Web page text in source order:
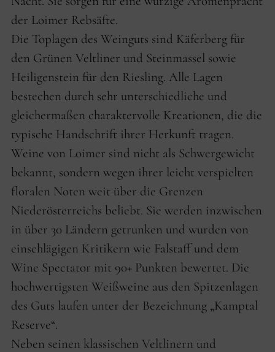
der Loimer Rebsäfte.
Die Toplagen des Weinguts sind Käferberg für
den Grünen Veltliner und Steinmassel sowie
Heiligenstein für den Riesling. Alle Lagen
bestechen durch sehr unterschiedliche und
gleichermaßen charaktervolle Kreationen, die die
typische Handschrift ihrer Herkunft tragen.
Weine von Loimer sind nicht als Schwergewicht
bekannt, sondern wegen ihrer leicht verspielten
floralen Noten weit über die Grenzen
Niederösterreichs beliebt. Sie werden inzwischen
in über 30 Ländern getrunken und wurden von
einschlägigen Kritikern wie Falstaff und dem
Wine Spectator mit 90+ Punkten bewertet. Die
hochwertigsten Weißweine aus den Spitzenlagen
des Guts laufen unter der Bezeichnung „Kamptal
Reserve“.
Neben seinen klassischen Veltlinern und